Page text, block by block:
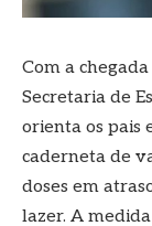
Com a
Secretaria de
orienta os pais
caderneta de
doses em
lazer. A